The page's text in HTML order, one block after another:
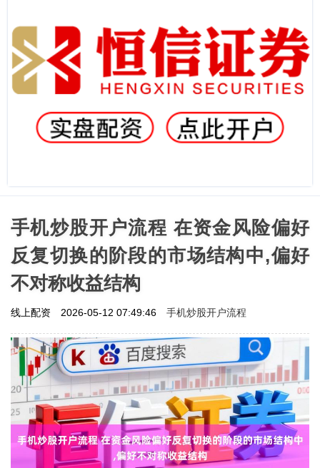
手机炒股开户流程 在资金风险偏好
反复切换的阶段的市场结构中,偏好
不对称收益结构
线上配资 2026-05-12 07:49:46 手机炒股开户流程